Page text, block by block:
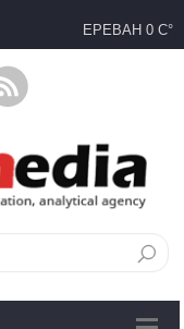
ЕРЕВАН 0 C°